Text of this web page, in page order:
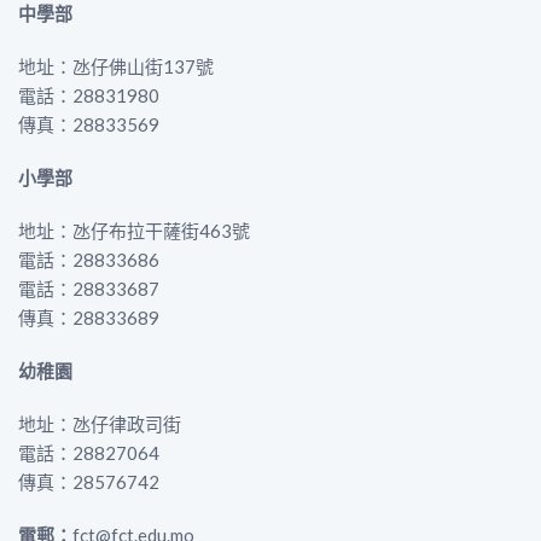
中學部
地址：氹仔佛山街137號
電話：28831980
傳真：28833569
小學部
地址：氹仔布拉干薩街463號
電話：28833686
電話：28833687
傳真：28833689
幼稚園
地址：氹仔律政司街
電話：28827064
傳真：28576742
電郵： fct@fct.edu.mo